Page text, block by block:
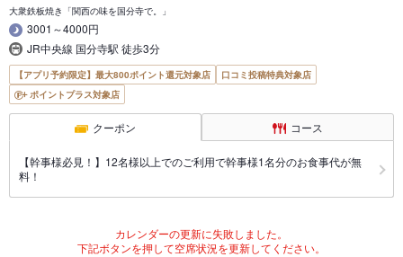
大衆鉄板焼き「関西の味を国分寺で。」
3001～4000円
JR中央線 国分寺駅 徒歩3分
【アプリ予約限定】最大800ポイント還元対象店
口コミ投稿特典対象店
ポイントプラス対象店
クーポン コース
【幹事様必見！】12名様以上でのご利用で幹事様1名分のお食事代が無
料！
カレンダーの更新に失敗しました。
下記ボタンを押して空席状況を更新してください。